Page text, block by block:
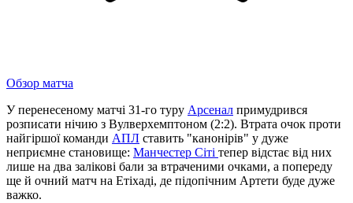
Обзор матча
У перенесеному матчі 31-го туру Арсенал примудрився
розписати нічию з Вулверхемптоном (2:2). Втрата очок проти
найгіршої команди АПЛ ставить "канонірів" у дуже
неприємне становище: Манчестер Сіті тепер відстає від них
лише на два залікові бали за втраченими очками, а попереду
ще й очний матч на Етіхаді, де підопічним Артети буде дуже
важко.